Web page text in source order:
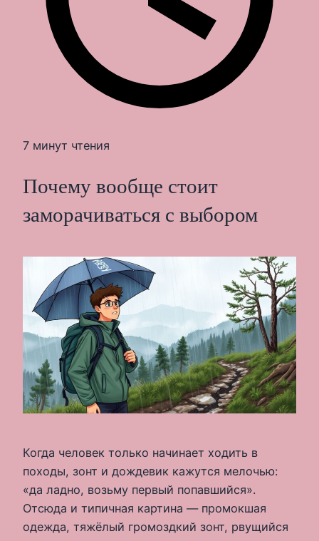
7 минут чтения
Почему вообще стоит
заморачиваться с выбором
Когда человек только начинает ходить в
походы, зонт и дождевик кажутся мелочью:
«да ладно, возьму первый попавшийся».
Отсюда и типичная картина — промокшая
одежда, тяжёлый громоздкий зонт, рвущийся